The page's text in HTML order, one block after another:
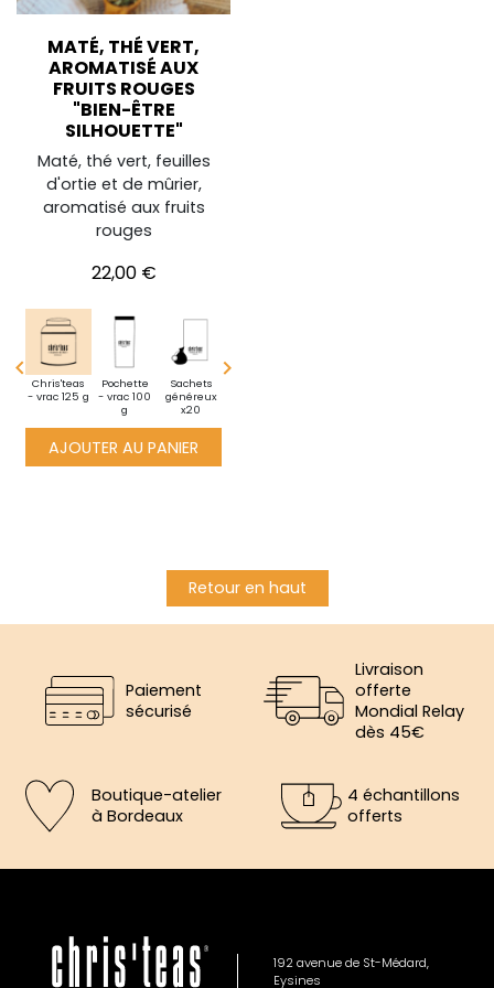
MATÉ, THÉ VERT,
AROMATISÉ AUX
FRUITS ROUGES
"BIEN-ÊTRE
SILHOUETTE"
Maté, thé vert, feuilles
d'ortie et de mûrier,
aromatisé aux fruits
rouges
Prix
22,00 €

Chris'teas
- vrac 125 g
Pochette
- vrac 100
g
Sachets
généreux
x20

AJOUTER AU PANIER
Retour en haut
Paiement
sécurisé
Livraison
offerte
Mondial Relay
dès 45€
Boutique-atelier
à Bordeaux
4 échantillons
offerts
192 avenue de St-Médard,
Eysines
5€ offerts sur votre prochaine
commande